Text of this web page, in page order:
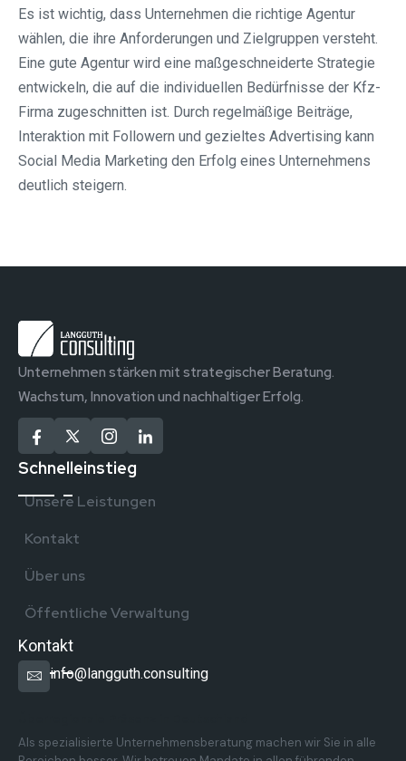
Es ist wichtig, dass Unternehmen die richtige Agentur
wählen, die ihre Anforderungen und Zielgruppen versteht.
Eine gute Agentur wird eine maßgeschneiderte Strategie
entwickeln, die auf die individuellen Bedürfnisse der Kfz-
Firma zugeschnitten ist. Durch regelmäßige Beiträge,
Interaktion mit Followern und gezieltes Advertising kann
Social Media Marketing den Erfolg eines Unternehmens
deutlich steigern.
Unternehmen stärken mit strategischer Beratung.
Wachstum, Innovation und nachhaltiger Erfolg.
Schnelleinstieg
Unsere Leistungen
Kontakt
Über uns
Öffentliche Verwaltung
Kontakt
info@langguth.consulting
Als spezialisierte Unternehmensberatung machen wir Sie in alle